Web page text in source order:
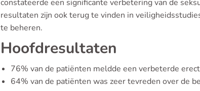
constateerde een significante verbetering van de
resultaten zijn ook terug te vinden in
te beheren.
Hoofdresultaten
76% van de patiënten meldde een verbeterde
64% van de patiënten was zeer tevreden over de